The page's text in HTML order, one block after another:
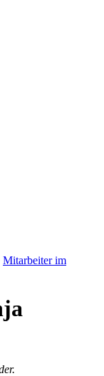
Mitarbeiter im